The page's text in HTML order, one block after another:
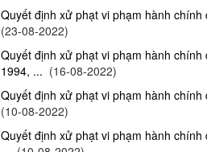
Quyết định xử phạt vi phạm hành
(23-08-2022)
Quyết định xử phạt vi phạm hành
1994, ... (16-08-2022)
Quyết định xử phạt vi phạm hành
(10-08-2022)
Quyết định xử phạt vi phạm hành